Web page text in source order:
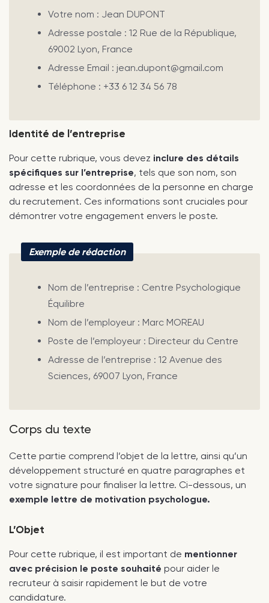
Votre nom : Jean DUPONT
Adresse postale : 12 Rue de la République,
69002 Lyon, France
Adresse Email : jean.dupont@gmail.com
Téléphone : +33 6 12 34 56 78
Identité de l’entreprise
Pour cette rubrique, vous devez inclure des détails
spécifiques sur l’entreprise, tels que son nom, son
adresse et les coordonnées de la personne en charge
du recrutement. Ces informations sont cruciales pour
démontrer votre engagement envers le poste.
Exemple de rédaction
Nom de l’entreprise : Centre Psychologique
Équilibre
Nom de l’employeur : Marc MOREAU
Poste de l’employeur : Directeur du Centre
Adresse de l’entreprise : 12 Avenue des
Sciences, 69007 Lyon, France
Corps du texte
Cette partie comprend l’objet de la lettre, ainsi qu’un
développement structuré en quatre paragraphes et
votre signature pour finaliser la lettre. Ci-dessous, un
exemple lettre de motivation psychologue.
L’Objet
Pour cette rubrique, il est important de mentionner
avec précision le poste souhaité pour aider le
recruteur à saisir rapidement le but de votre
candidature.